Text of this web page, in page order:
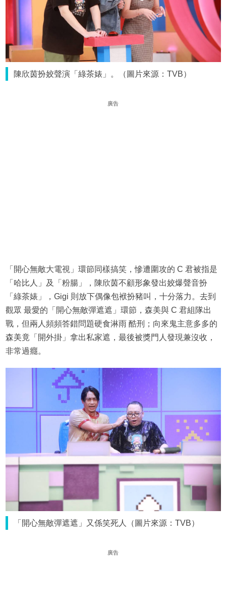
陳欣茵扮姣聲演「綠茶婊」。（圖片來源：TVB）
廣告
「開心無敵大電視」環節同樣搞笑，慘遭圍攻的 C 君被指是
「哈比人」及「粉腸」，陳欣茵不顧形象發出姣爆聲音扮
「綠茶婊」，Gigi 則放下偶像包袱扮豬叫，十分落力。去到
觀眾 最愛的「開心無敵彈遮遮」環節，森美與 C 君組隊出
戰，但兩人頻頻答錯問題硬食淋雨 酷刑；向來鬼主意多多的
森美竟「開外掛」拿出私家遮，最後被獎門人發現兼沒收，
非常過癮。
「開心無敵彈遮遮」又係笑死人（圖片來源：TVB）
廣告